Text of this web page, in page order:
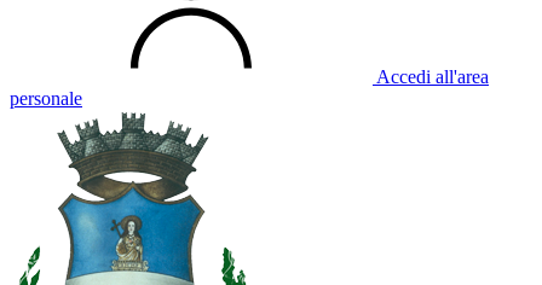
Accedi all'area
personale